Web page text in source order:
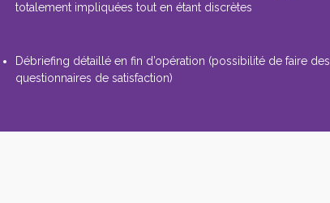
totalement impliquées tout en étant discrètes
Débriefing détaillé en fin d’opération (possibilité de faire des
questionnaires de satisfaction)